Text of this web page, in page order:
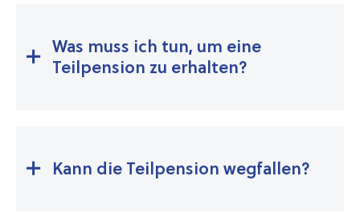
Was muss ich tun, um eine
Teilpension zu erhalten?
Kann die Teilpension wegfallen?